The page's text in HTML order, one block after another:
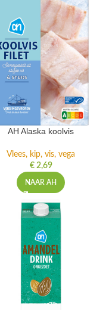
AH Alaska koolvis
Vlees, kip, vis, vega
€2,69
NAAR AH